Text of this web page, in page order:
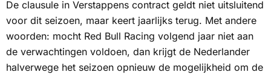
De clausule in Verstappens contract geldt niet uitsluitend
voor dit seizoen, maar keert jaarlijks terug. Met andere
woorden: mocht Red Bull Racing volgend jaar niet aan
de verwachtingen voldoen, dan krijgt de Nederlander
halverwege het seizoen opnieuw de mogelijkheid om de